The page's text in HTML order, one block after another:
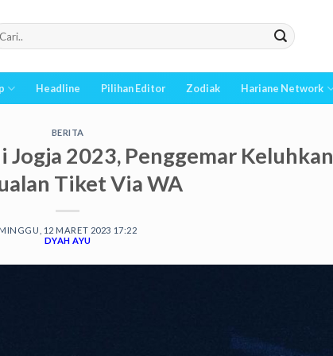
Headline Pilihan Editor Zodiak Hariane Network
BERITA
Jogja 2023, Penggemar Keluhkan
Tiket Via WA
MINGGU, 12 MARET 2023 17:22
DYAH AYU